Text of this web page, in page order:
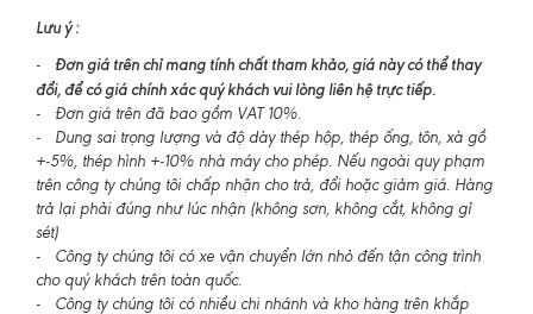
Lưu ý :
- Đơn giá trên chỉ mang tính chất tham khảo, giá này có thể thay
đổi, để có giá chính xác quý khách vui lòng liên hệ trực tiếp.
- Đơn giá trên đã bao gồm VAT 10%.
- Dung sai trọng lượng và độ dày thép hộp, thép ống, tôn, xà gồ
+-5%, thép hình +-10% nhà máy cho phép. Nếu ngoài quy phạm
trên công ty chúng tôi chấp nhận cho trả, đổi hoặc giảm giá. Hàng
trả lại phải đúng như lúc nhận (không sơn, không cắt, không gỉ
sét)
- Công ty chúng tôi có xe vận chuyển lớn nhỏ đến tận công trình
cho quý khách trên toàn quốc.
- Công ty chúng tôi có nhiều chi nhánh và kho hàng trên khắp